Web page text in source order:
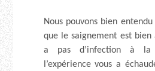
Nous pouvons bien
que le saignement est bien
a pas d’infection à
l’expérience vous a